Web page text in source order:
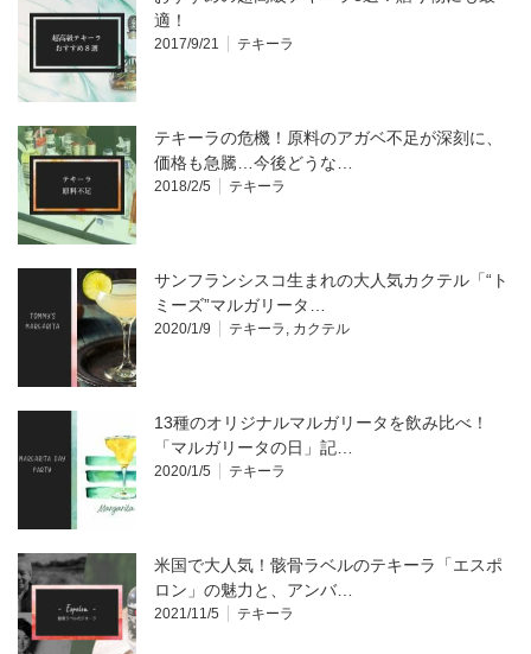
適！
2017/9/21 テキーラ
テキーラの危機！原料のアガベ不足が深刻に、
価格も急騰…今後どうな…
2018/2/5 テキーラ
サンフランシスコ生まれの大人気カクテル「“ト
ミーズ”マルガリータ…
2020/1/9 テキーラ , カクテル
13種のオリジナルマルガリータを飲み比べ！
「マルガリータの日」記…
2020/1/5 テキーラ
米国で大人気！骸骨ラベルのテキーラ「エスポ
ロン」の魅力と、アンバ…
2021/11/5 テキーラ